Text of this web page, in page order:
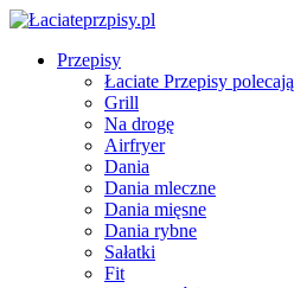
Przepisy
Łaciate Przepisy polecają
Grill
Na drogę
Airfryer
Dania
Dania mleczne
Dania mięsne
Dania rybne
Sałatki
Fit